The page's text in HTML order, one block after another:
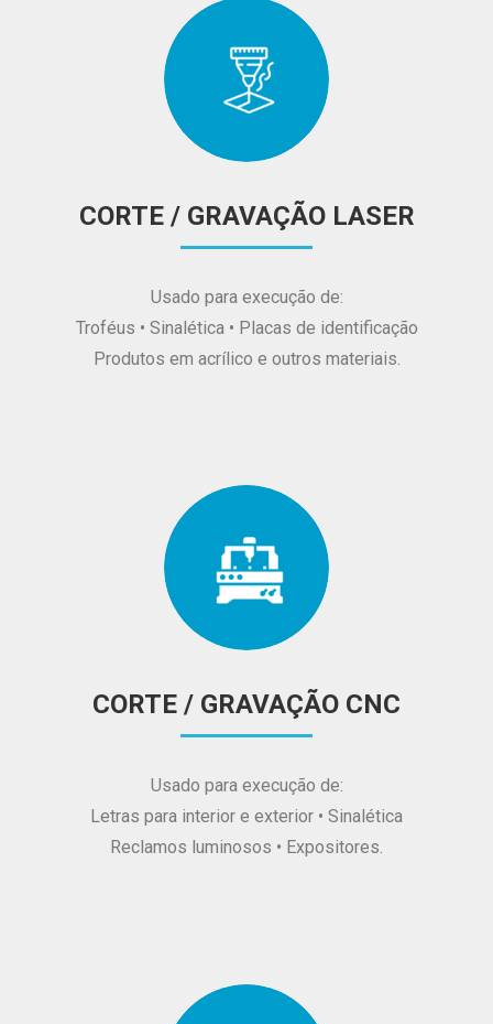
CORTE / GRAVAÇÃO LASER
Usado para execução de:
Troféus • Sinalética • Placas de identificação
Produtos em acrílico e outros materiais.
CORTE / GRAVAÇÃO CNC
Usado para execução de:
Letras para interior e exterior • Sinalética
Reclamos luminosos • Expositores.